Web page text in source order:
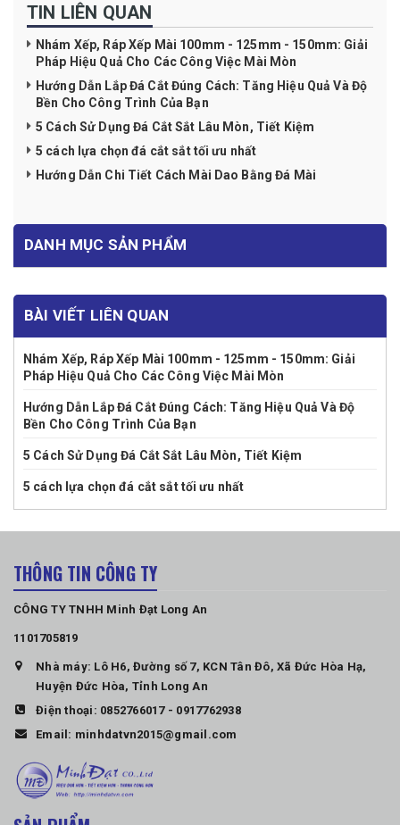
TIN LIÊN QUAN
Nhám Xếp, Ráp Xếp Mài 100mm - 125mm - 150mm: Giải
Pháp Hiệu Quả Cho Các Công Việc Mài Mòn
Hướng Dẫn Lắp Đá Cắt Đúng Cách: Tăng Hiệu Quả Và Độ
Bền Cho Công Trình Của Bạn
5 Cách Sử Dụng Đá Cắt Sắt Lâu Mòn, Tiết Kiệm
5 cách lựa chọn đá cắt sắt tối ưu nhất
Hướng Dẫn Chi Tiết Cách Mài Dao Bằng Đá Mài
DANH MỤC SẢN PHẨM
BÀI VIẾT LIÊN QUAN
Nhám Xếp, Ráp Xếp Mài 100mm - 125mm - 150mm: Giải
Pháp Hiệu Quả Cho Các Công Việc Mài Mòn
Hướng Dẫn Lắp Đá Cắt Đúng Cách: Tăng Hiệu Quả Và Độ
Bền Cho Công Trình Của Bạn
5 Cách Sử Dụng Đá Cắt Sắt Lâu Mòn, Tiết Kiệm
5 cách lựa chọn đá cắt sắt tối ưu nhất
THÔNG TIN CÔNG TY
CÔNG TY TNHH Minh Đạt Long An
1101705819
Nhà máy: Lô H6, Đường số 7, KCN Tân Đô, Xã Đức Hòa Hạ,
Huyện Đức Hòa, Tỉnh Long An
Điện thoại: 0852766017- 0917762938
Email: minhdatvn2015@gmail.com